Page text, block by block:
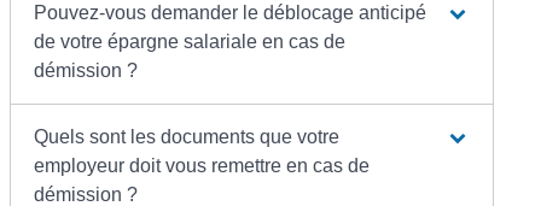
Pouvez-vous demander le déblocage anticipé
de votre épargne salariale en cas de
démission ?
Quels sont les documents que votre
employeur doit vous remettre en cas de
démission ?